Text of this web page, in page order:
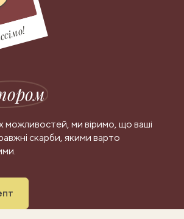
можливостей, ми віримо, що ваші
скарби, якими варто